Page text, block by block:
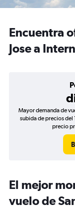
Encuentra
Jose a
Mayor demanda de
subida de precios del
precio
El mejor
vuelo de